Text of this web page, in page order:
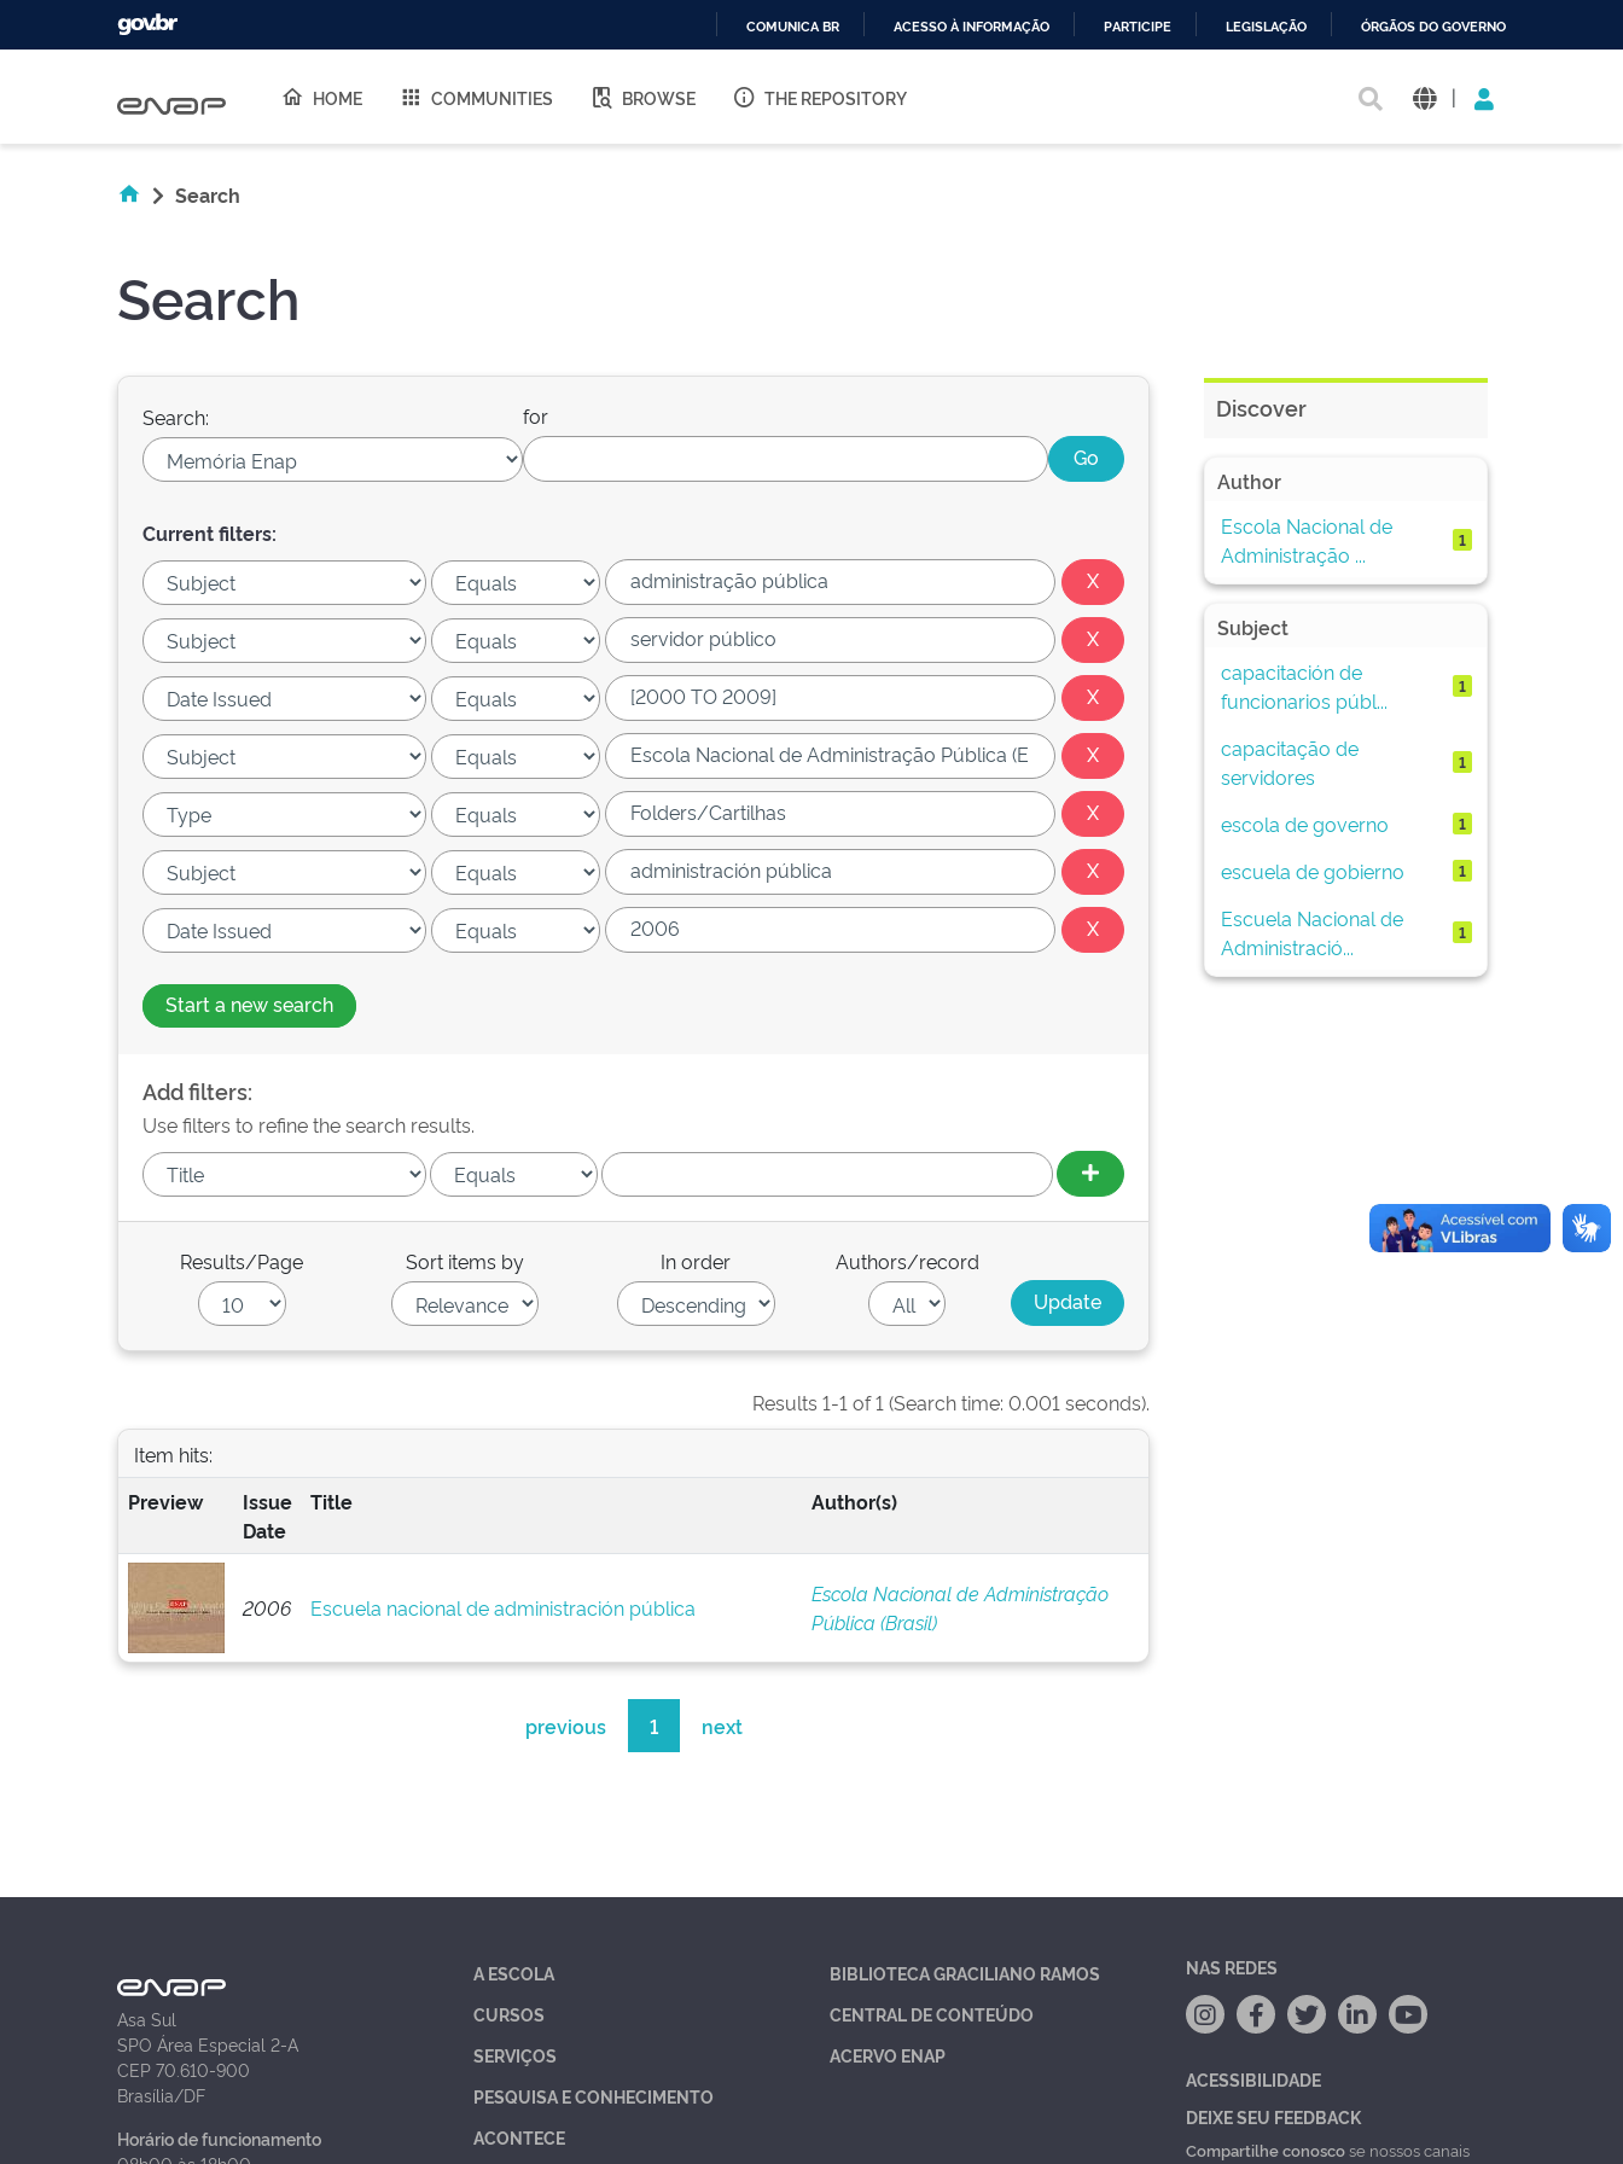
O
COMUNICA BR ACESSO À INFORMAÇÃO PARTICIPE LEGISLAÇÃO ÓRGÃOS DO GOVERNO
HOME COMMUNITIES BROWSE THE REPOSITORY |
Search
Search
Search: for
Current filters:
Start a new search
Add filters:
Use filters to refine the search results.
Results/Page Sort items by In order Authors/record
Results 1-1 of 1 (Search time: 0.001 seconds).
Item hits:
Preview
Issue
Date
Title Author(s)
2006 Escuela nacional de administración pública
Escola Nacional de Administração
Pública (Brasil)
previous 1 next
Discover
Author
Escola Nacional de
Administração ...
1
Subject
capacitación de
funcionarios públ...
1
capacitação de
servidores
1
escola de governo 1
escuela de gobierno 1
Escuela Nacional de
Administració...
1
Asa Sul
SPO Área Especial 2-A
CEP 70.610-900
Brasília/DF
Horário de funcionamento
A ESCOLA
CURSOS
SERVIÇOS
PESQUISA E CONHECIMENTO
ACONTECE
BIBLIOTECA GRACILIANO RAMOS
CENTRAL DE CONTEÚDO
ACERVO ENAP
NAS REDES
ACESSIBILIDADE
DEIXE SEU FEEDBACK
Compartilhe conoscose nossos canais